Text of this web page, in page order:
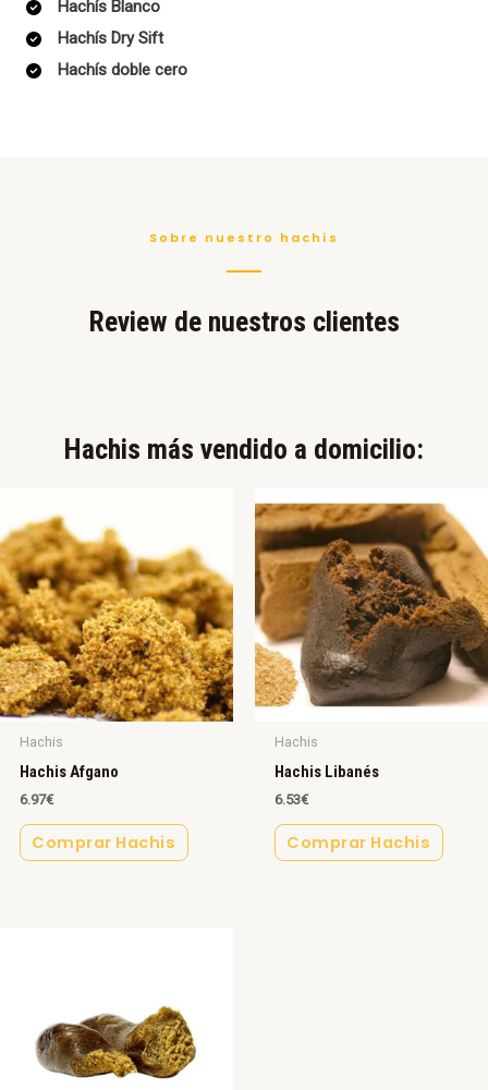
Hachís Blanco
Hachís Dry Sift
Hachís doble cero
Sobre nuestro hachís
Review de nuestros clientes
Hachis más vendido a domicilio:​
Hachis
Hachis Afgano
6.97€
Comprar Hachis
Hachis
Hachis Libanés
6.53€
Comprar Hachis